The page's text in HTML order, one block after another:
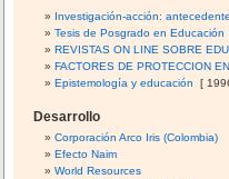
Investigación-acción:
Tesis de Posgrado en Educación
REVISTAS ON LINE SOBRE
FACTORES DE PROTECCION
Epistemología y educación
[
Desarrollo
Corporación Arco Iris (Colombia)
Efecto Naim
World Resources